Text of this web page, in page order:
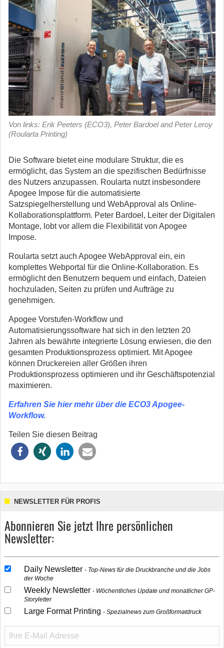
Von links: Erik Peeters (ECO3), Peter Bardoel and Peter Leroy
(Roularta Printing)
Die Software bietet eine modulare Struktur, die es
ermöglicht, das System an die spezifischen Bedürfnisse
des Nutzers anzupassen. Roularta nutzt insbesondere
Apogee Impose für die automatisierte
Satzspiegelherstellung und WebApproval als Online-
Kollaborationsplattform. Peter Bardoel, Leiter der Digitalen
Montage, lobt vor allem die Flexibilität von Apogee
Impose.
Roularta setzt auch Apogee WebApproval ein, ein
komplettes Webportal für die Online-Kollaboration. Es
ermöglicht den Benutzern bequem und einfach, Dateien
hochzuladen, Seiten zu prüfen und Aufträge zu
genehmigen.
Apogee Vorstufen-Workflow und
Automatisierungssoftware hat sich in den letzten 20
Jahren als bewährte integrierte Lösung erwiesen, die den
gesamten Produktionsprozess optimiert. Mit Apogee
können Druckereien aller Größen ihren
Produktionsprozess optimieren und ihr Geschäftspotenzial
maximieren.
Erfahren Sie hier mehr über die ECO3 Apogee-
Workflow.
Teilen Sie diesen Beitrag
NEWSLETTER FÜR PROFIS
Abonnieren Sie jetzt Ihre persönlichen
Newsletter:
Daily Newsletter
Top-News für die Druckbranche und die Jobs
der Woche
Weekly Newsletter
Wöchentliches Update und monatlicher GP-
Storyletter
Large Format Printing Spezialnews zum Großformatdruck